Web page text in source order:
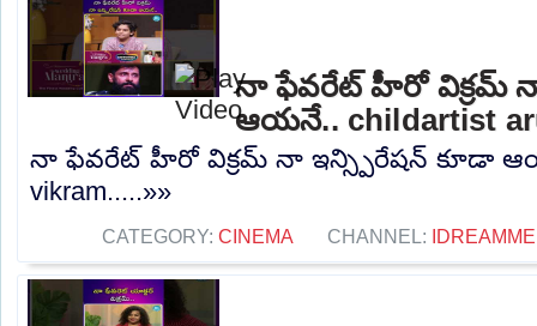
నా ఫేవరేట్ హీరో విక్రమ్
ఆయనే.. childartist
నా ఫేవరేట్ హీరో విక్రమ్ నా ఇన్స్పిరేషన్ కూడా
vikram.....»»
CATEGORY: CINEMA CHANNEL: